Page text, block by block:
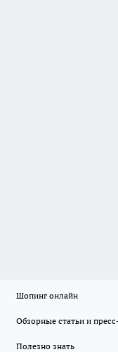
Шопинг онлайн
Обзорные статьи и
Полезно знать